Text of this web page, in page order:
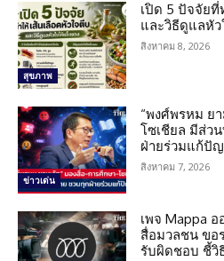
สุขภาพ
เปิด 5 ปัจจัยที่
และวิธีดูแลหัว
สิงหาคม 8, 2026
ข่าวเด่น
“พงศ์พรหม ย
โซเชียล มีส่ว
ฝ่ายร่วมแก้ปั
สิงหาคม 7, 2026
เพจ Mappa
สื่อมวลชน ขอ
รับผิดชอบ ชี้วิ